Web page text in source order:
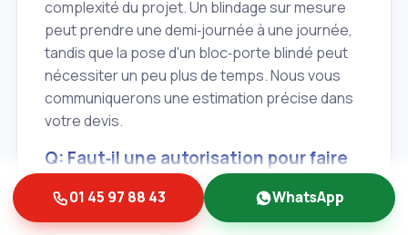
complexité du projet. Un blindage sur mesure
peut prendre une demi‑journée à une journée,
tandis que la pose d'un bloc‑porte blindé peut
nécessiter un peu plus de temps. Nous vous
communiquerons une estimation précise dans
votre devis.
Q: Faut‑il une autorisation pour faire
blinder sa porte en copropriété à
Saint‑Mandé (94160)?
R: Si le blindage modifie l'aspect extérieur de la
01 45 97 88 43 WhatsApp